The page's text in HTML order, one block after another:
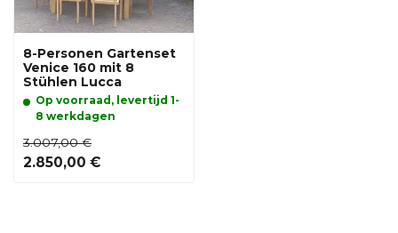
8-Personen Gartenset
Venice 160 mit 8
Stühlen Lucca
Op voorraad, levertijd 1-
8 werkdagen
3.007,00 €
2.850,00 €